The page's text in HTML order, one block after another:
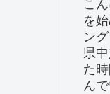
を
ン
県
た
んで